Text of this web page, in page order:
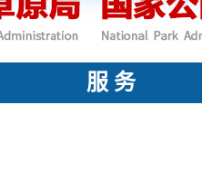
服 务